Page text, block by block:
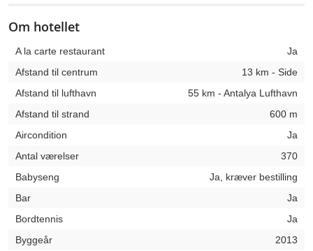
Om hotellet
A la carte restaurant
Ja
Afstand til centrum
13 km - Side
Afstand til lufthavn
55 km - Antalya Lufthavn
Afstand til strand
600 m
Aircondition
Ja
Antal værelser
370
Babyseng
Ja, kræver bestilling
Bar
Ja
Bordtennis
Ja
Byggeår
2013